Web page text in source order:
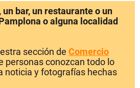
bar, un restaurante o un
o alguna localidad
sección de Comercio
personas conozcan todo lo
noticia y fotografías hechas